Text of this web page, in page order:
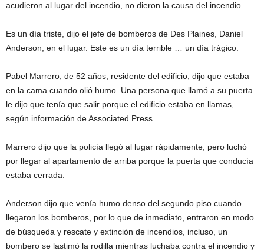
acudieron al lugar del incendio, no dieron la causa del incendio.
Es un día triste, dijo el jefe de bomberos de Des Plaines, Daniel
Anderson, en el lugar. Este es un día terrible … un día trágico.
Pabel Marrero, de 52 años, residente del edificio, dijo que estaba
en la cama cuando olió humo. Una persona que llamó a su puerta
le dijo que tenía que salir porque el edificio estaba en llamas,
según información de Associated Press..
Marrero dijo que la policía llegó al lugar rápidamente, pero luchó
por llegar al apartamento de arriba porque la puerta que conducía
estaba cerrada.
Anderson dijo que venía humo denso del segundo piso cuando
llegaron los bomberos, por lo que de inmediato, entraron en modo
de búsqueda y rescate y extinción de incendios, incluso, un
bombero se lastimó la rodilla mientras luchaba contra el incendio y